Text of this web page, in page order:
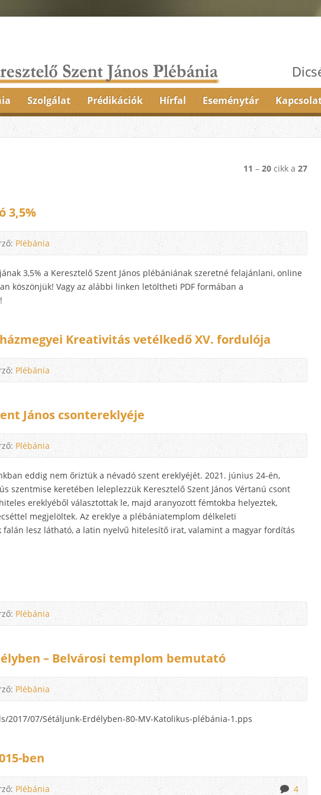
Szolgálat Prédikációk Hírfal Eseménytár
11 – 20 cikk a 27
3,5%
Plébánia
3,5% a Keresztelő Szent János plébániának szeretné felajánlani, online
köszönjük! Vagy az alábbi linken letöltheti PDF formában a
Kreativitás vetélkedő XV. fordulója
Plébánia
János csontereklyéje
Plébánia
eddig nem őriztük a névadó szent ereklyéjét. 2021. június 24-én,
szentmise keretében leleplezzük Keresztelő Szent János Vértanú csont
ereklyéből választottak le, majd aranyozott fémtokba helyeztek,
megjelöltek. Az ereklye a plébániatemplom délkeleti
falán lesz látható, a latin nyelvű hitelesítő irat, valamint a magyar fordítás
Plébánia
– Belvárosi templom bemutató
Plébánia
2017/07/Sétáljunk-Erdélyben-80-MV-Katolikus-plébánia-1.pps
ben
Plébánia 4